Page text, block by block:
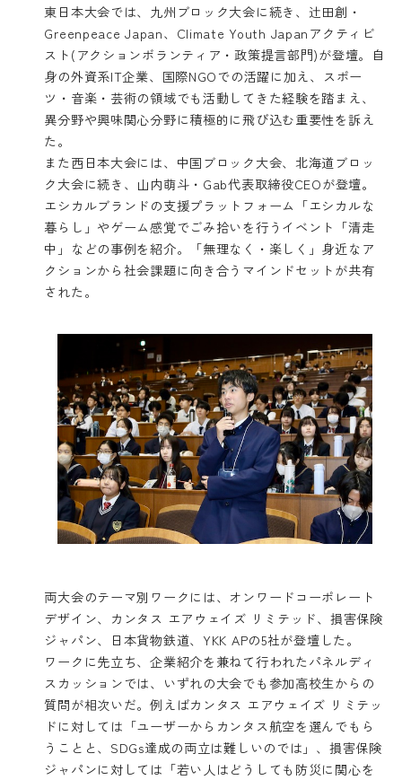
東日本大会では、 九州ブロック大会に続き、辻田創・
Greenpeace Japan、Climate Youth Japanアクティビ
スト(アクションボランティア・政策提言部門)が登壇。自
身の外資系IT企業、国際NGOでの活躍に加え、スポー
ツ・音楽・芸術の領域でも活動してきた経験を踏まえ、
異分野や興味関心分野に積極的に飛び込む重要性を訴え
た。
また西日本大会には、 中国ブロック大会、 北海道ブロッ
ク大会に続き、山内萌斗・Gab代表取締役CEOが登壇。
エシカルブランドの支援プラットフォーム「エシカルな
暮らし」やゲーム感覚でごみ拾いを行うイベント「清走
中」などの事例を紹介。「無理なく・楽しく」身近なア
クションから社会課題に向き合うマインドセットが共有
された。
両大会のテーマ別ワークには、オンワードコーポレート
デザイン、カンタス エアウェイズ リミテッド、損害保険
ジャパン、日本貨物鉄道、YKK APの5社が登壇した。
ワークに先立ち、企業紹介を兼ねて行われたパネルディ
スカッションでは、いずれの大会でも参加高校生からの
質問が相次いだ。例えばカンタス エアウェイズ リミテッ
ドに対しては「ユーザーからカンタス航空を選んでもら
うことと、SDGs達成の両立は難しいのでは」、損害保険
ジャパンに対しては「若い人はどうしても防災に関心を